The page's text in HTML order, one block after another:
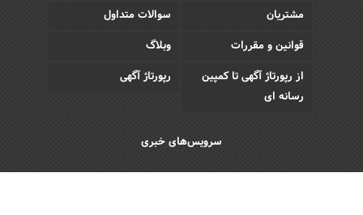
مشتریان
سوالات متداول
قوانین و مقررات
وبلاگ
از رپورتاژ آگهی تا کمپین
رسانه ای
رپورتاژ آگهی
سرویس‌های خبری